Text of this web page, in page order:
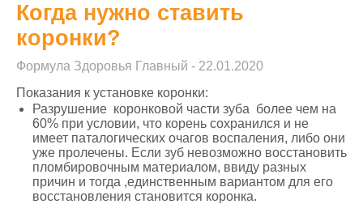
Когда нужно ставить
коронки?
Формула Здоровья Главный - 22.01.2020
Показания к установке коронки:
Разрушение коронковой части зуба более чем на
60% при условии, что корень сохранился и не
имеет паталогических очагов воспаления, либо они
уже пролечены. Если зуб невозможно восстановить
пломбировочным материалом, ввиду разных
причин и тогда ,единственным вариантом для его
восстановления становится коронка.